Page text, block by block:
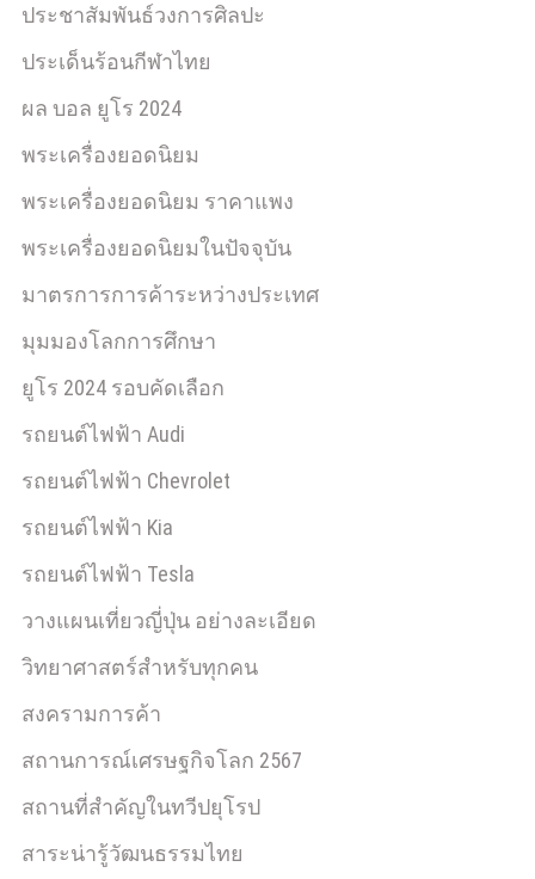
ประชาสัมพันธ์วงการศิลปะ
ประเด็นร้อนกีฬาไทย
ผล บอล ยูโร 2024
พระเครื่องยอดนิยม
พระเครื่องยอดนิยม ราคาแพง
พระเครื่องยอดนิยมในปัจจุบัน
มาตรการการค้าระหว่างประเทศ
มุมมองโลกการศึกษา
ยูโร 2024 รอบคัดเลือก
รถยนต์ไฟฟ้า Audi
รถยนต์ไฟฟ้า Chevrolet
รถยนต์ไฟฟ้า Kia
รถยนต์ไฟฟ้า Tesla
วางแผนเที่ยวญี่ปุ่น อย่างละเอียด
วิทยาศาสตร์สำหรับทุกคน
สงครามการค้า
สถานการณ์เศรษฐกิจโลก 2567
สถานที่สำคัญในทวีปยุโรป
สาระน่ารู้วัฒนธรรมไทย